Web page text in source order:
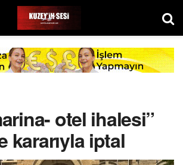
otel ihalesi”
kararıyla iptal